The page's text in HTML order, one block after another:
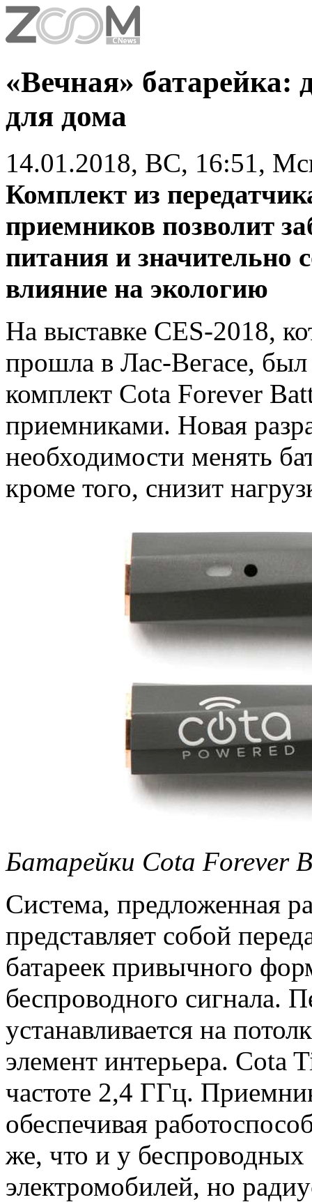
«Вечная» батарейка:
для дома
14.01.2018, ВС, 16:51,
Комплект из
приемников позволит
питания и значительно
влияние на экологию
На выставке CES-2018,
прошла в Лас-Вегасе,
комплект Cota Forever
приемниками. Новая
необходимости менять
кроме того, снизит
Батарейки Cota Forever
Система, предложенная
представляет собой
батареек привычного
беспроводного сигнала.
устанавливается на
элемент интерьера. Cota
частоте 2,4 ГГц.
обеспечивая
же, что и у беспроводных
электромобилей, но